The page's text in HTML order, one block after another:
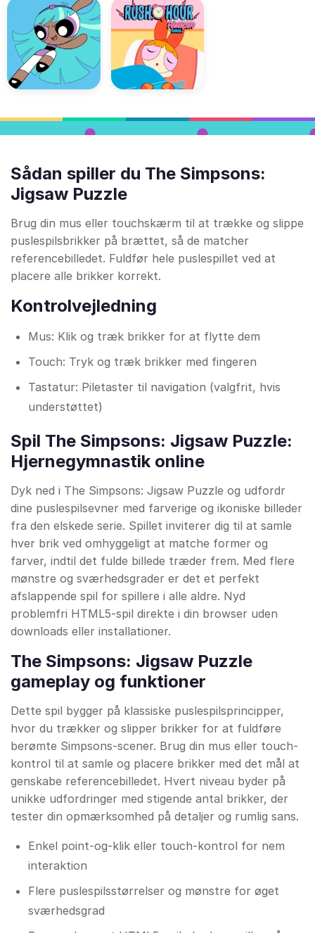
Sådan spiller du The Simpsons:
Jigsaw Puzzle
Brug din mus eller touchskærm til at trække og slippe
puslespilsbrikker på brættet, så de matcher
referencebilledet. Fuldfør hele puslespillet ved at
placere alle brikker korrekt.
Kontrolvejledning
Mus: Klik og træk brikker for at flytte dem
Touch: Tryk og træk brikker med fingeren
Tastatur: Piletaster til navigation (valgfrit, hvis
understøttet)
Spil The Simpsons: Jigsaw Puzzle:
Hjernegymnastik online
Dyk ned i The Simpsons: Jigsaw Puzzle og udfordr
dine puslespilsevner med farverige og ikoniske billeder
fra den elskede serie. Spillet inviterer dig til at samle
hver brik ved omhyggeligt at matche former og
farver, indtil det fulde billede træder frem. Med flere
mønstre og sværhedsgrader er det et perfekt
afslappende spil for spillere i alle aldre. Nyd
problemfri HTML5-spil direkte i din browser uden
downloads eller installationer.
The Simpsons: Jigsaw Puzzle
gameplay og funktioner
Dette spil bygger på klassiske puslespilsprincipper,
hvor du trækker og slipper brikker for at fuldføre
berømte Simpsons-scener. Brug din mus eller touch-
kontrol til at samle og placere brikker med det mål at
genskabe referencebilledet. Hvert niveau byder på
unikke udfordringer med stigende antal brikker, der
tester din opmærksomhed på detaljer og rumlig sans.
Enkel point-og-klik eller touch-kontrol for nem
interaktion
Flere puslespilsstørrelser og mønstre for øget
sværhedsgrad